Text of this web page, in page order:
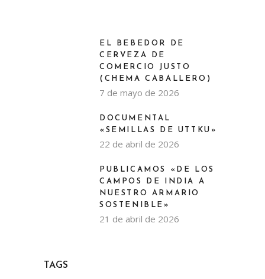
EL BEBEDOR DE
CERVEZA DE
COMERCIO JUSTO
(CHEMA CABALLERO)
7 de mayo de 2026
DOCUMENTAL
«SEMILLAS DE UTTKU»
22 de abril de 2026
PUBLICAMOS «DE LOS
CAMPOS DE INDIA A
NUESTRO ARMARIO
SOSTENIBLE»
21 de abril de 2026
TAGS